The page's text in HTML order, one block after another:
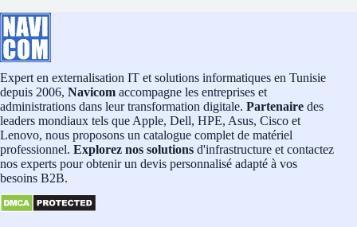
Expert en externalisation IT et solutions informatiques en Tunisie
depuis 2006, Navicom accompagne les entreprises et
administrations dans leur transformation digitale. Partenaire des
leaders mondiaux tels que Apple, Dell, HPE, Asus, Cisco et
Lenovo, nous proposons un catalogue complet de matériel
professionnel. Explorez nos solutions d'infrastructure et contactez
nos experts pour obtenir un devis personnalisé adapté à vos
besoins B2B.